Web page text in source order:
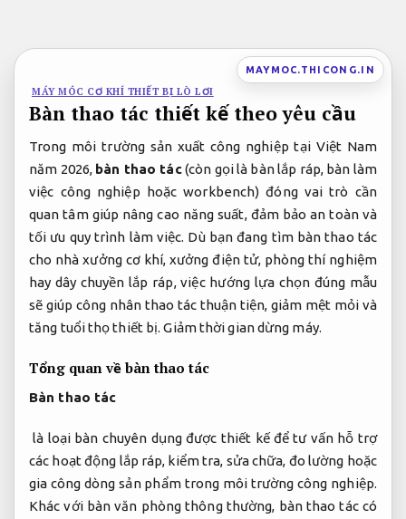
nội
MAYMOC.THICONG.IN
MÁY MÓC CƠ KHÍ THIẾT BỊ LÒ LƠI
Bàn thao tác thiết kế theo yêu cầu
Trong môi trường sản xuất công nghiệp tại Việt Nam
năm 2026, bàn thao tác(còn gọi là bàn lắp ráp, bàn làm
việc công nghiệp hoặc workbench) đóng vai trò cần
quan tâm giúp nâng cao năng suất, đảm bảo an toàn và
tối ưu quy trình làm việc. Dù bạn đang tìm bàn thao tác
cho nhà xưởng cơ khí, xưởng điện tử, phòng thí nghiệm
hay dây chuyền lắp ráp, việc hướng lựa chọn đúng mẫu
sẽ giúp công nhân thao tác thuận tiện, giảm mệt mỏi và
tăng tuổi thọ thiết bị.Giảm thời gian dừng máy.
Tổng quan về bàn thao tác
Bàn thao tác
là loại bàn chuyên dụng được thiết kế để tư vấn hỗ trợ
các hoạt động lắp ráp, kiểm tra, sửa chữa, đo lường hoặc
gia công dòng sản phẩm trong môi trường công nghiệp.
Khác với bàn văn phòng thông thường, bàn thao tác có